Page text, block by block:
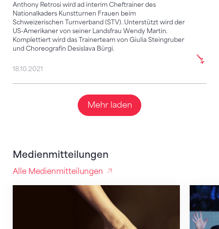
Anthony Retrosi wird ad interim Cheftrainer des
Nationalkaders Kunstturnen Frauen beim
Schweizerischen Turnverband (STV). Unterstützt wird der
US-Amerikaner von seiner Landsfrau Wendy Martin.
Komplettiert wird das Trainerteam von Giulia Steingruber
und Choreografin Desislava Bürgi.
18.10.2021
Mehr laden
Medienmitteilungen
Alle Medienmitteilungen
US-Trainerduo und Giulia Steingruber betreuen